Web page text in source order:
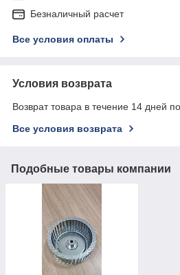
Безналичный расчет
Все условия оплаты
Условия возврата
Возврат товара в течение 14 дней
Все условия возврата
Подобные товары компании